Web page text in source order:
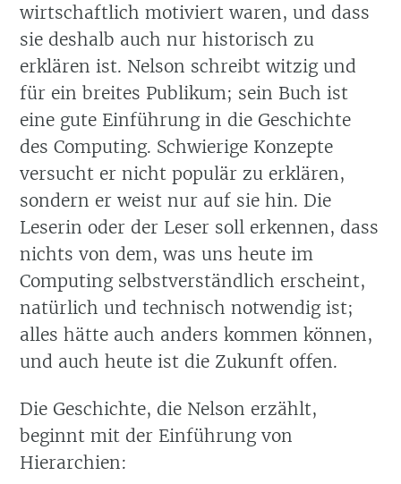
wirtschaftlich motiviert waren, und dass
sie deshalb auch nur historisch zu
erklären ist. Nelson schreibt witzig und
für ein breites Publikum; sein Buch ist
eine gute Einführung in die Geschichte
des Computing. Schwierige Konzepte
versucht er nicht populär zu erklären,
sondern er weist nur auf sie hin. Die
Leserin oder der Leser soll erkennen, dass
nichts von dem, was uns heute im
Computing selbstverständlich erscheint,
natürlich und technisch notwendig ist;
alles hätte auch anders kommen können,
und auch heute ist die Zukunft offen.
Die Geschichte, die Nelson erzählt,
beginnt mit der Einführung von
Hierarchien: